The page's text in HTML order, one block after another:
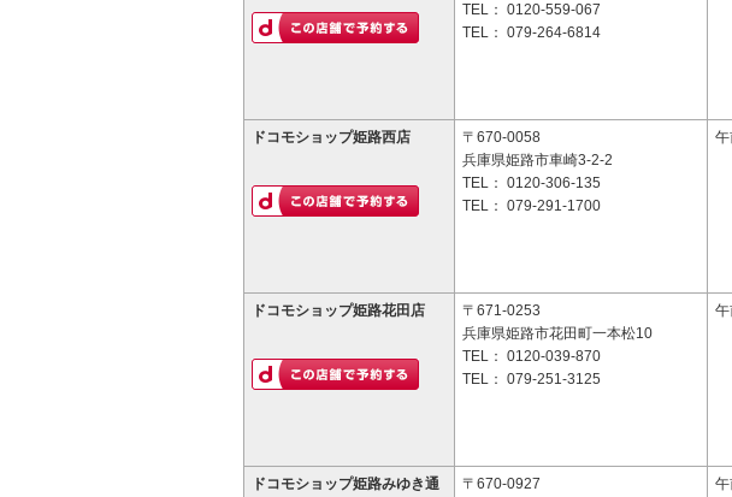
TEL： 0120-559-067
TEL： 079-264-6814
ドコモショップ姫路西店
〒670-0058
兵庫県姫路市車崎3-2-2
TEL： 0120-306-135
TEL： 079-291-1700
ドコモショップ姫路花田店
〒671-0253
兵庫県姫路市花田町一本松10
TEL： 0120-039-870
TEL： 079-251-3125
ドコモショップ姫路みゆき通
〒670-0927